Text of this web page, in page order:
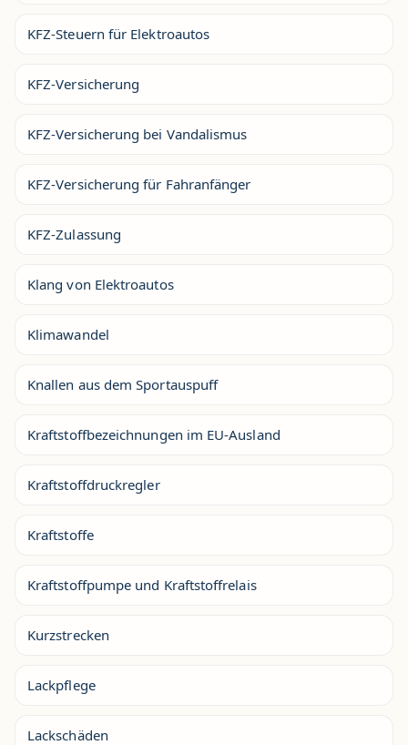
KFZ-Steuern für Elektroautos
KFZ-Versicherung
KFZ-Versicherung bei Vandalismus
KFZ-Versicherung für Fahranfänger
KFZ-Zulassung
Klang von Elektroautos
Klimawandel
Knallen aus dem Sportauspuff
Kraftstoffbezeichnungen im EU-Ausland
Kraftstoffdruckregler
Kraftstoffe
Kraftstoffpumpe und Kraftstoffrelais
Kurzstrecken
Lackpflege
Lackschäden